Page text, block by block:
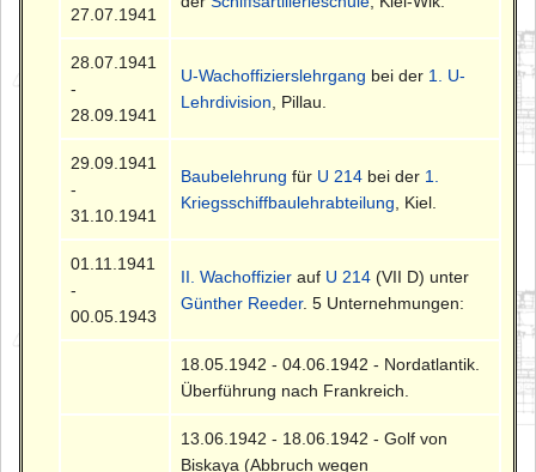
27.07.1941
28.07.1941
-
28.09.1941
U-Wachoffizierslehrgang bei der 1. U-
Lehrdivision , Pillau.
29.09.1941
-
31.10.1941
Baubelehrung für U 214 bei der 1.
Kriegsschiffbaulehrabteilung , Kiel.
01.11.1941
-
00.05.1943
II. Wachoffizier auf U 214 (VII D) unter
Günther Reeder. 5 Unternehmungen:
18.05.1942 - 04.06.1942 - Nordatlantik.
Überführung nach Frankreich.
13.06.1942 - 18.06.1942 - Golf von
Biskaya (Abbruch wegen